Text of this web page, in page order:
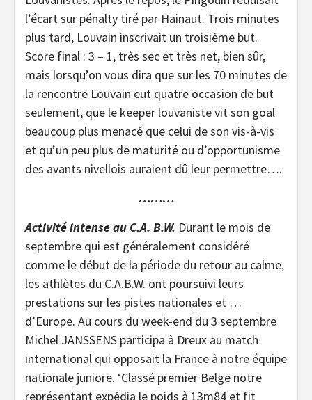
l’écart sur pénalty tiré par Hainaut. Trois minutes
plus tard, Louvain inscrivait un troisième but.
Score final : 3 – 1, très sec et très net, bien sûr,
mais lorsqu’on vous dira que sur les 70 minutes de
la rencontre Louvain eut quatre occasion de but
seulement, que le keeper louvaniste vit son goal
beaucoup plus menacé que celui de son vis-à-vis
et qu’un peu plus de maturité ou d’opportunisme
des avants nivellois auraient dû leur permettre….
………
Activité intense au C.A. B.W. Durant le mois de
septembre qui est généralement considéré
comme le début de la période du retour au calme,
les athlètes du C.A.B.W. ont poursuivi leurs
prestations sur les pistes nationales et …
d’Europe. Au cours du week-end du 3 septembre
Michel JANSSENS participa à Dreux au match
international qui opposait la France à notre équipe
nationale juniore. ‘Classé premier Belge notre
représentant expédia le poids à 13m84 et fit